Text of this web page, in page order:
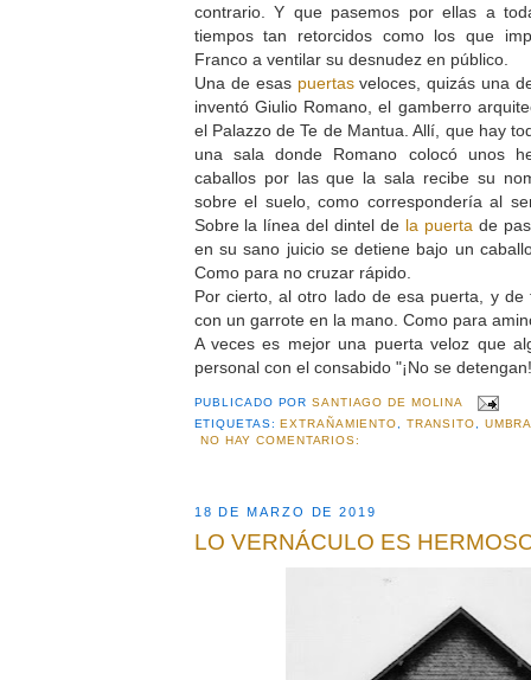
contrario. Y que pasemos por ellas a
tiempos tan retorcidos como los que
Franco a ventilar su desnudez en público.
Una de esas puertasveloces, quizás una
inventó Giulio Romano, el gamberro
el Palazzo de Te de Mantua. Allí, que hay
una sala donde Romano colocó unos
caballos por las que la sala recibe su
sobre el suelo, como correspondería al
Sobre la línea del dintel de la puerta de
en su sano juicio se detiene bajo un
Como para no cruzar rápido.
Por cierto, al otro lado de esa puerta, y
con un garrote en la mano. Como para
A veces es mejor una puerta veloz que
personal con el consabido "¡No se
PUBLICADO PORSANTIAGO DE MOLINA
ETIQUETAS:EXTRAÑAMIENTO TRANSITO
NO HAY COMENTARIOS:
18 DE MARZO DE 2019
LO VERNÁCULO ES